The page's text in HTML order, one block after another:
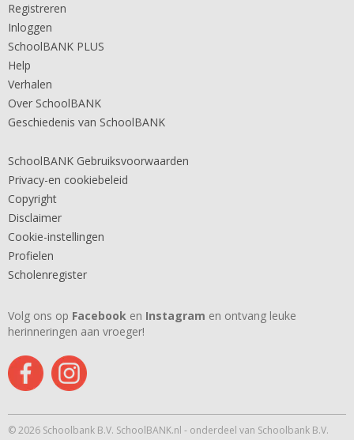
Registreren
Inloggen
SchoolBANK PLUS
Help
Verhalen
Over SchoolBANK
Geschiedenis van SchoolBANK
SchoolBANK Gebruiksvoorwaarden
Privacy-en cookiebeleid
Copyright
Disclaimer
Cookie-instellingen
Profielen
Scholenregister
Volg ons op Facebook en Instagram en ontvang leuke
herinneringen aan vroeger!
© 2026 Schoolbank B.V. SchoolBANK.nl - onderdeel van Schoolbank B.V.